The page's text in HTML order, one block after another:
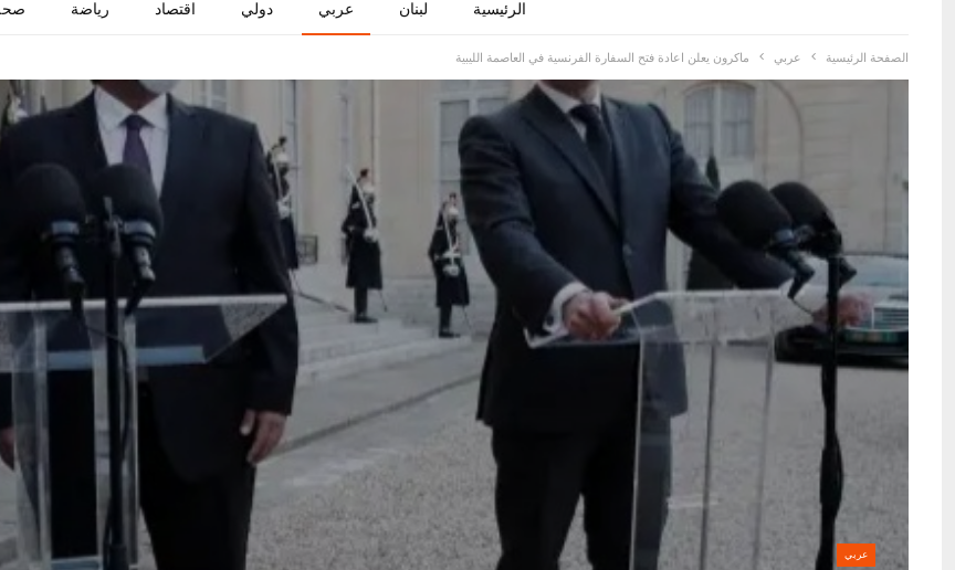
الرئيسية لبنان عربي دولي اقتصاد رياضة
الصفحة الرئيسية عربي ماكرون يعلن اعادة فتح السفارة الفرنسية في العاصمة الليبية
عربي